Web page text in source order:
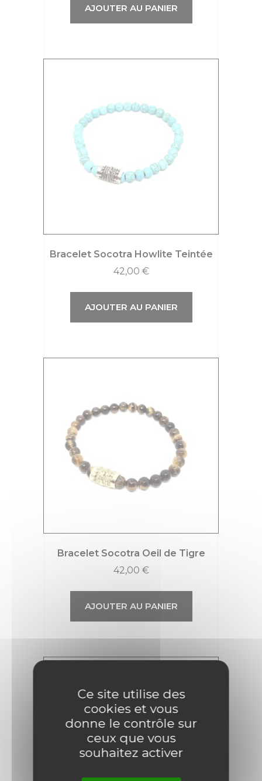
AJOUTER AU PANIER
Bracelet Socotra Howlite Teintée
42,00 €
AJOUTER AU PANIER
Bracelet Socotra Oeil de Tigre
42,00 €
AJOUTER AU PANIER
Ce site utilise des
cookies et vous
donne le contrôle sur
ceux que vous
souhaitez activer